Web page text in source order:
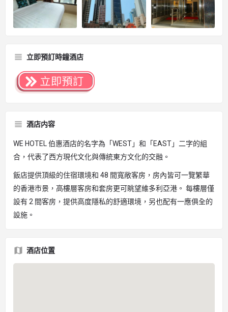
立即預訂時鐘酒店
酒店内容
WE HOTEL 伯惠酒店的名字為「WEST」和「EAST」二字的組
合，代表了西方現代文化與傳統東方文化的交融。
飯店提供頂級的住宿環境和 48 間寬敞客房，房內皆可一覽繁華
的香港市景，高樓層客房和套房更可眺望維多利亞港。 每樓層僅
設有 2 間客房，提供高度隱私的舒適環境，另也配有一應俱全的
設施。
酒店位置